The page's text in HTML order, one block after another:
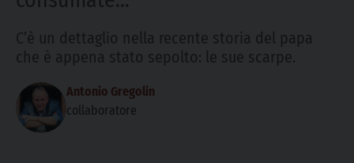
C’è un dettaglio nella recente storia del papa
che è appena stato sepolto: le sue scarpe.
Antonio Gregolin
collaboratore